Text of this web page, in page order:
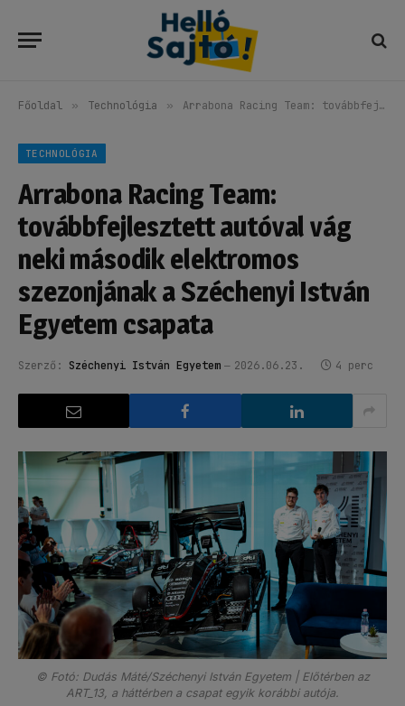
Főoldal » Technológia » Arrabona Racing Team: továbbfejlesztett autóval vág neki második elektromos szezonjának a Széchenyi István Egyetem csapata
TECHNOLÓGIA
Arrabona Racing Team:
továbbfejlesztett autóval vág
neki második elektromos
szezonjának a Széchenyi István
Egyetem csapata
Szerző: Széchenyi István Egyetem 2026.06.23. 4 perc
© Fotó: Dudás Máté/Széchenyi István Egyetem | Előtérben az
ART_13, a háttérben a csapat egyik korábbi autója.